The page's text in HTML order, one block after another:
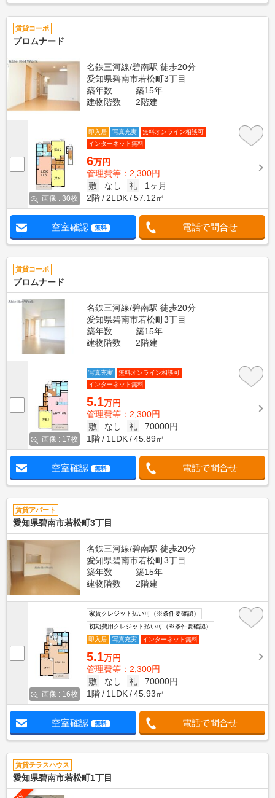
賃貸コーポ
プロムナード
名鉄三河線/碧南駅 徒歩20分
愛知県碧南市若松町3丁目
築年数
築15年
建物階数
2階建
画像 : 30枚
即入居 写真充実
無料オンライン相談可
インターネット無料
6万円
管理費等：2,300円
敷
なし 礼
1ヶ月
2階
2LDK 57.12㎡
空室確認 無料 電話で問合せ
賃貸コーポ
プロムナード
名鉄三河線/碧南駅 徒歩20分
愛知県碧南市若松町3丁目
築年数
築15年
建物階数
2階建
画像 : 17枚
写真充実
無料オンライン相談可
インターネット無料
5.1万円
管理費等：2,300円
敷
なし 礼
70000円
1階
1LDK 45.89㎡
空室確認 無料 電話で問合せ
賃貸アパート
愛知県碧南市若松町3丁目
名鉄三河線/碧南駅 徒歩20分
愛知県碧南市若松町3丁目
築年数
築15年
建物階数
2階建
画像 : 16枚
家賃クレジット払い可（※条件要確認）
初期費用クレジット払い可（※条件要確認）
即入居
写真充実 インターネット無料
5.1万円
管理費等：2,300円
敷
なし 礼
70000円
1階
1LDK 45.93㎡
空室確認 無料 電話で問合せ
賃貸テラスハウス
愛知県碧南市若松町1丁目